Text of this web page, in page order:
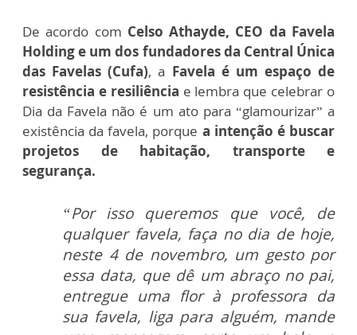
De acordo com Celso Athayde, CEO da Favela
Holding e um dos fundadores da Central Única
das Favelas (Cufa), a Favela é um espaço de
resistência e resiliência e lembra que celebrar o
Dia da Favela não é um ato para “glamourizar” a
existência da favela, porque a intenção é buscar
projetos de habitação, transporte e
segurança.
“Por isso queremos que você, de
qualquer favela, faça no dia de hoje,
neste 4 de novembro, um gesto por
essa data, que dê um abraço no pai,
entregue uma flor à professora da
sua favela, liga para alguém, mande